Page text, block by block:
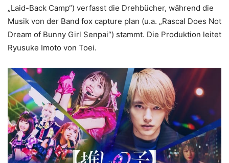
„Laid-Back Camp“) verfasst die Drehbücher, während die
Musik von der Band fox capture plan (u.a. „Rascal Does Not
Dream of Bunny Girl Senpai“) stammt. Die Produktion leitet
Ryusuke Imoto von Toei.